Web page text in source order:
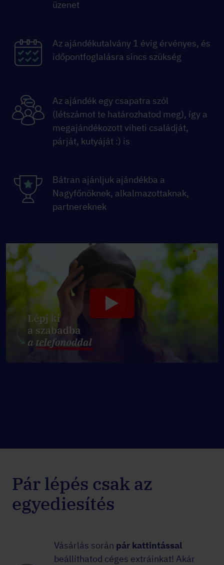
üzenet
Az ajándékutalvány 1 évig érvényes, és
időpontfoglalásra sincs szükség
Az ajándék egy csapatra szól
(létszámot te határozhatod meg), így a
megajándékozott viheti családját,
párját, kutyáját :) is
Bátran ajánljuk ajándékba a
Nagyfőnöknek, alkalmazottaknak,
partnereknek
Pár lépés csak az
egyediesítés
Vásárlás során pár kattintással
beállíthatod céges extráinkat! Akár